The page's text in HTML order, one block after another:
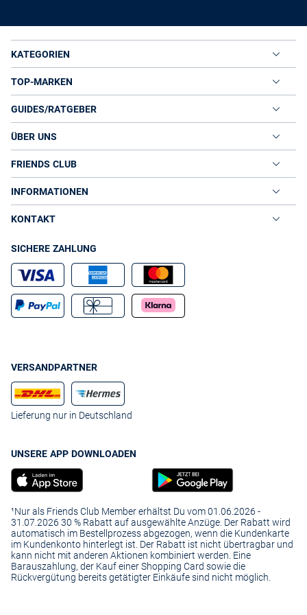
KATEGORIEN
TOP-MARKEN
GUIDES/RATGEBER
ÜBER UNS
FRIENDS CLUB
INFORMATIONEN
KONTAKT
SICHERE ZAHLUNG
VERSANDPARTNER
Lieferung nur in Deutschland
UNSERE APP DOWNLOADEN
¹Nur als Friends Club Member erhältst Du vom 01.06.2026 -
31.07.2026 30 % Rabatt auf ausgewählte Anzüge. Der Rabatt wird
automatisch im Bestellprozess abgezogen, wenn die Kundenkarte
im Kundenkonto hinterlegt ist. Der Rabatt ist nicht übertragbar und
kann nicht mit anderen Aktionen kombiniert werden. Eine
Barauszahlung, der Kauf einer Shopping Card sowie die
Rückvergütung bereits getätigter Einkäufe sind nicht möglich.